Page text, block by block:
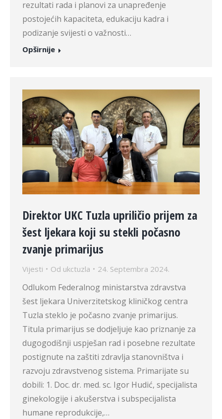
rezultati rada i planovi za unapređenje
postojećih kapaciteta, edukaciju kadra i
podizanje svijesti o važnosti…
Opširnije
Direktor UKC Tuzla upriličio prijem za
šest ljekara koji su stekli počasno
zvanje primarijus
Vijesti Od ukctuzla 24. Septembra 2024.
Odlukom Federalnog ministarstva zdravstva
šest ljekara Univerzitetskog kliničkog centra
Tuzla steklo je počasno zvanje primarijus.
Titula primarijus se dodjeljuje kao priznanje za
dugogodišnji uspješan rad i posebne rezultate
postignute na zaštiti zdravlja stanovništva i
razvoju zdravstvenog sistema. Primarijate su
dobili: 1. Doc. dr. med. sc. Igor Hudić, specijalista
ginekologije i akušerstva i subspecijalista
humane reprodukcije,…